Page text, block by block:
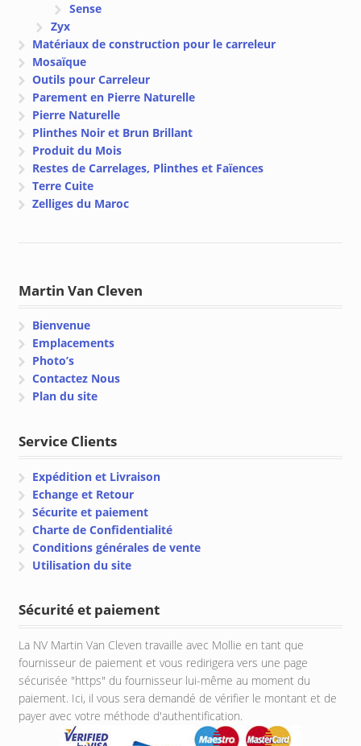
Sense
Zyx
Matériaux de construction pour le carreleur
Mosaïque
Outils pour Carreleur
Parement en Pierre Naturelle
Pierre Naturelle
Plinthes Noir et Brun Brillant
Produit du Mois
Restes de Carrelages, Plinthes et Faïences
Terre Cuite
Zelliges du Maroc
Martin Van Cleven
Bienvenue
Emplacements
Photo’s
Contactez Nous
Plan du site
Service Clients
Expédition et Livraison
Echange et Retour
Sécurite et paiement
Charte de Confidentialité
Conditions générales de vente
Utilisation du site
Sécurité et paiement
La NV Martin Van Cleven travaille avec Mollie en tant que
fournisseur de paiement et vous redirigera vers une page
sécurisée "https" du fournisseur lui-même au moment du
paiement. Ici, il vous sera demandé de vérifier le montant et de
payer avec votre méthode d'authentification.